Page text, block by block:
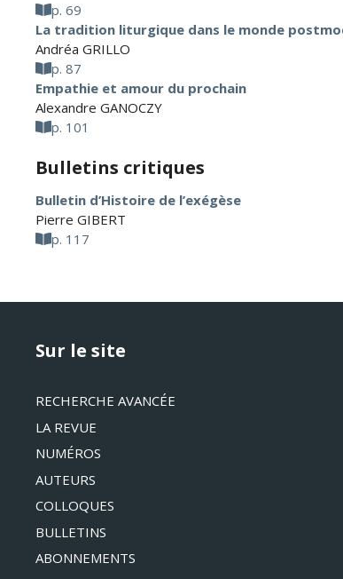
p. 69
La tradition liturgique dans le monde
Andréa GRILLO
p. 87
Empathie et amour du prochain
Alexandre GANOCZY
p. 101
Bulletins critiques
Bulletin d’Histoire de l’exégèse
Pierre GIBERT
p. 117
Sur le site
RECHERCHE AVANCÉE
LA REVUE
NUMÉROS
AUTEURS
COLLOQUES
BULLETINS
ABONNEMENTS